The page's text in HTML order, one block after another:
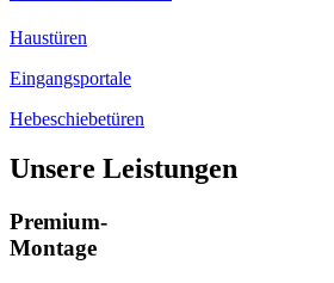
Haustüren
Eingangsportale
Hebeschiebetüren
Unsere Leistungen
Premium-
Montage